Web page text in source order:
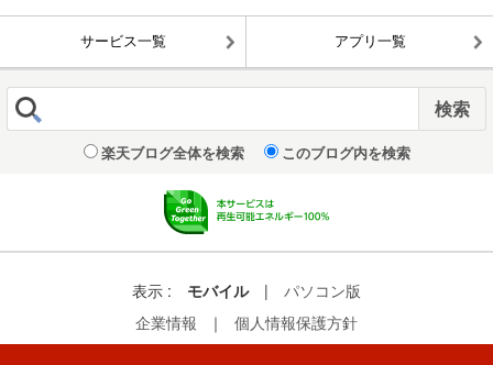
サービス一覧 アプリ一覧
楽天ブログ全体を検索 このブログ内を検索
表示 : モバイル |
パソコン版
企業情報
｜ 個人情報保護方針